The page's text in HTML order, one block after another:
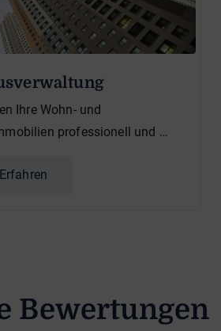
Ihre Wohn- und
professionell und …
Bewertungen